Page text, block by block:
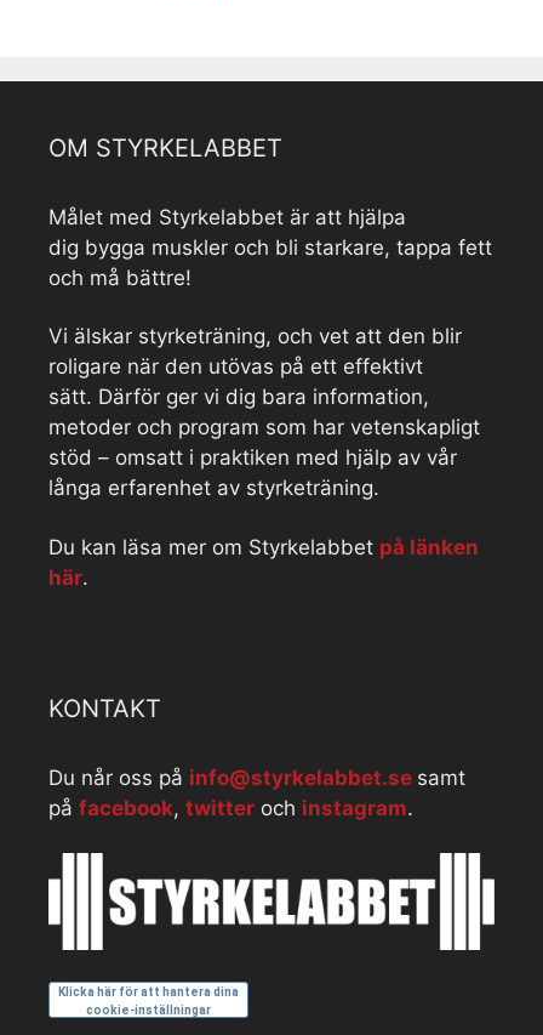
OM STYRKELABBET
Målet med Styrkelabbet är att hjälpa
dig bygga muskler och bli starkare, tappa fett
och må bättre!
Vi älskar styrketräning, och vet att den blir
roligare när den utövas på ett effektivt
sätt. Därför ger vi dig bara information,
metoder och program som har vetenskapligt
stöd – omsatt i praktiken med hjälp av vår
långa erfarenhet av styrketräning.
Du kan läsa mer om Styrkelabbet på länken
här.
KONTAKT
Du når oss på info@styrkelabbet.se samt
på facebook, twitter och instagram.
Klicka här för att hantera dina
cookie-inställningar